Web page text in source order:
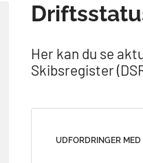
Her kan du se
Skibsregister
UDFORDRINGER